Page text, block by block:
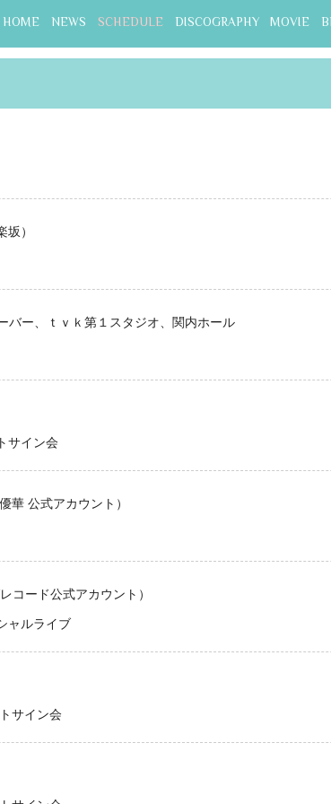
HOME NEWS SCHEDULE DISCOGRAPHY MOVIE
）
バー、ｔｖｋ第１スタジオ、関内ホール
サイン会
華 公式アカウント）
コード公式アカウント）
ャルライブ
サイン会